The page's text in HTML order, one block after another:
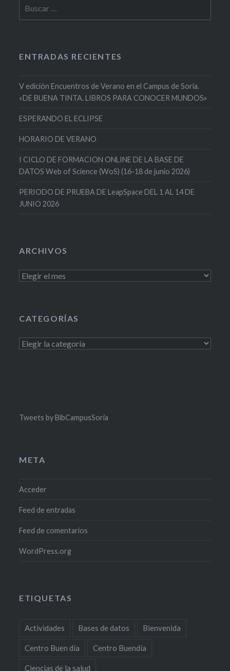
ENTRADAS RECIENTES
V edición Encuentros de Verano en el Campus de Soria.
«DE BUENA TINTA. LIBROS PARA CONOCER MUNDOS»
ESPERANDO EL ECLIPSE
HORARIO DE VERANO
I CICLO DE FORMACION ONLINE DE LA BASE DE
DATOS Web of Science (WoS) (16-18 de junio 2026)
PERIODO DE PRUEBA DE LeapSpace DEL 1 AL 14 DE
JUNIO 2026
ARCHIVOS
Archivos
CATEGORÍAS
Categorías
Tweets by BibCampusSoria
META
Acceder
Feed de entradas
Feed de comentarios
WordPress.org
ETIQUETAS
Actividades Bases de datos Bienvenida
Centro Buen día Centro Buendía
Ciencias de la salud